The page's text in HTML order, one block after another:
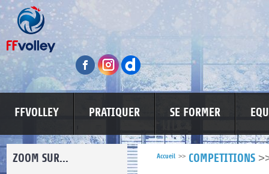
FFVOLLEY PRATIQUER SE FORMER
ZOOM SUR... Accueil >> COMPETITIONS